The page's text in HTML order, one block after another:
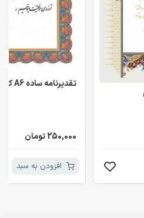
تقدیرنامه ساده A6 کد 21
250,000 تومان
افزودن به سبد